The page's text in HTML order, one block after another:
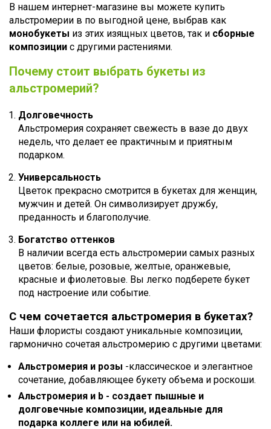
В нашем интернет-магазине вы можете купить
альстромерии в по выгодной цене, выбрав как
монобукеты из этих изящных цветов, так и сборные
композиции с другими растениями.
Почему стоит выбрать букеты из
альстромерий?
Долговечность
Альстромерия сохраняет свежесть в вазе до двух
недель, что делает ее практичным и приятным
подарком.
Универсальность
Цветок прекрасно смотрится в букетах для женщин,
мужчин и детей. Он символизирует дружбу,
преданность и благополучие.
Богатство оттенков
В наличии всегда есть альстромерии самых разных
цветов: белые, розовые, желтые, оранжевые,
красные и фиолетовые. Вы легко подберете букет
под настроение или событие.
С чем сочетается альстромерия в букетах?
Наши флористы создают уникальные композиции,
гармонично сочетая альстромерию с другими цветами:
Альстромерия и розы -классическое и элегантное
сочетание, добавляющее букету объема и роскоши.
Альстромерия и b - создает пышные и
долговечные композиции, идеальные для
подарка коллеге или на юбилей.